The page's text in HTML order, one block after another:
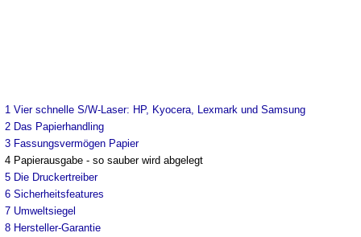
1 Vier schnelle S/W-Laser: HP, Kyocera, Lexmark und Samsung
2 Das Papierhandling
3 Fassungsvermögen Papier
4 Papierausgabe - so sauber wird abgelegt
5 Die Druckertreiber
6 Sicherheitsfeatures
7 Umweltsiegel
8 Hersteller-Garantie